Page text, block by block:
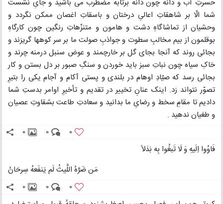
حسرتِ آب و دانه چون دانه برتابه مضطرب می باشید و جایِ نشست
شما الّا بر شاهقاتِ اعالیِ درختان و باسقاتِ اغصان ممکن نگردد و
وحشیان از تماشاگاهِ دشت و هامون و متنزّهاتِ رنگین چون کارگاهِ
بوقلمون از بیم مخالبِ سطوت و جواذبِ صولت ما بر سر کوهها گریزند و
بجائی روند که آنجا بجای گل بر خارچمند و عوض سنبل درمنه چرند و
خاکِ سیاه چون نباتِ سبز باید خوردن و سنگِ صبور بر دل بستن و کار
بجائی رسد که صیّادِ اوهام در بلندی و پستی آکام و آجام یکی را بتیرِ
تصوّر نتواند زد. اینک عنانِ تخییر در تقدیم و تأخیرِ اوامر بدستِ شما
دادیم تا مقامِ سخط و رضایِ ما بدانید و سعادتِ طاعت بشقاوتِ عصیان
و طغیان ندهید .
0
0
0
فَاوُوا اِلَیهِ وَ لَا تَبغُوا بِه بَدَلاً
مَن ضَرَّهُ اللَّیثُ لَم یَنفَعهُ سِرحَانُ
0
0
0